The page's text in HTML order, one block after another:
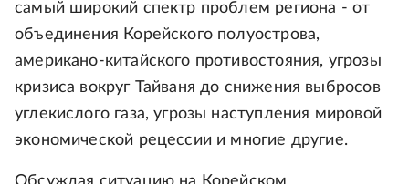
самый широкий спектр проблем региона - от
объединения Корейского полуострова,
американо-китайского противостояния, угрозы
кризиса вокруг Тайваня до снижения выбросов
углекислого газа, угрозы наступления мировой
экономической рецессии и многие другие.